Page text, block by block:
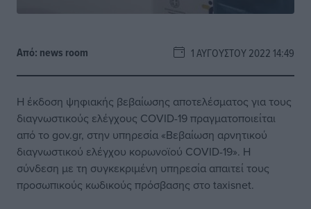
Από: news room 1 ΑΥΓΟΎΣΤΟΥ 2022 14:49
Η έκδοση ψηφιακής βεβαίωσης αποτελέσματος για τους
διαγνωστικούς ελέγχους COVID-19 πραγματοποιείται
από το gov.gr, στην υπηρεσία «Βεβαίωση αρνητικού
διαγνωστικού ελέγχου κορωνοϊού COVID-19». Η
σύνδεση με τη συγκεκριμένη υπηρεσία απαιτεί τους
προσωπικούς κωδικούς πρόσβασης στο taxisnet.